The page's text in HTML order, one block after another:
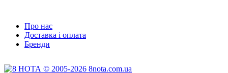
Про нас
Доставка і оплата
Бренди